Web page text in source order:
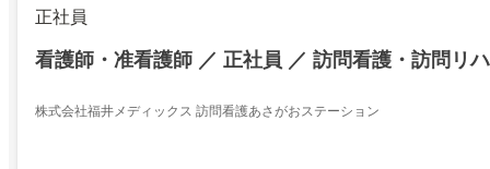
正社員
看護師・准看護師 ／ 正社員 ／ 訪問看護・訪問リハ
株式会社福井メディックス 訪問看護あさがおステーション